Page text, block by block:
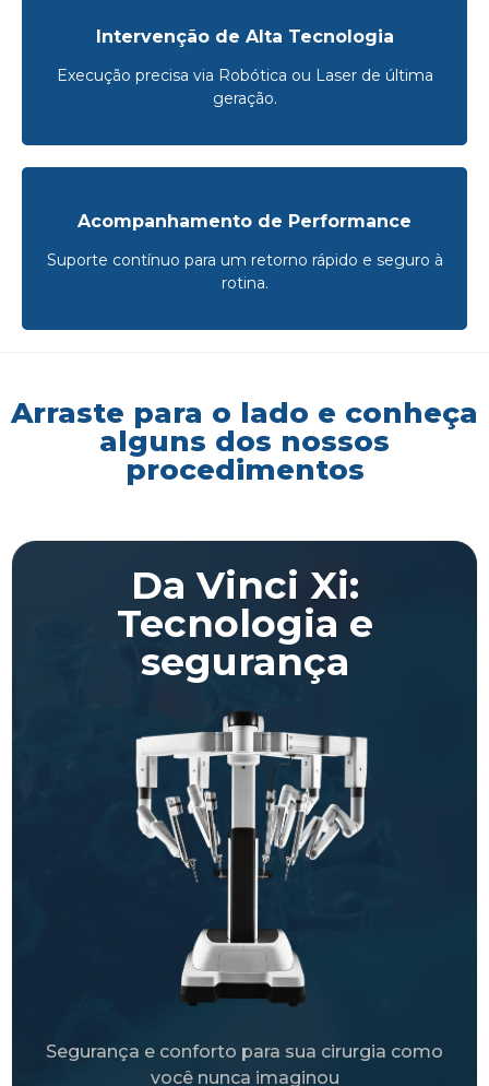
Intervenção de Alta Tecnologia
Execução precisa via Robótica ou Laser de última
geração.
Acompanhamento de Performance
Suporte contínuo para um retorno rápido e seguro à
rotina.
Arraste para o lado e conheça
alguns dos nossos
procedimentos
Da Vinci Xi:
Tecnologia e
segurança
Segurança e conforto para sua cirurgia como
você nunca imaginou